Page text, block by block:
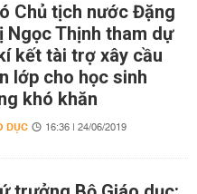
Chủ tịch nước Đặng
Ngọc Thịnh tham dự
kết tài trợ xây cầu
lớp cho học sinh
khó khăn
DỤC 16:36 | 24/06/2019